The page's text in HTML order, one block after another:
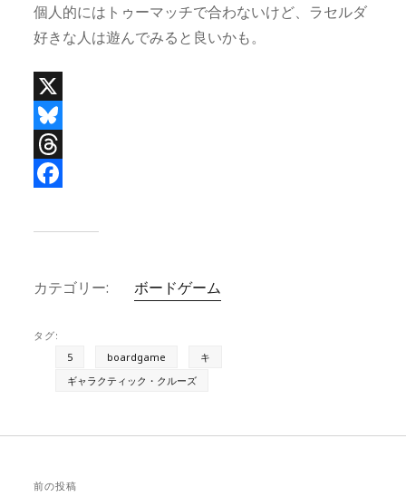
個人的にはトゥーマッチで合わないけど、ラセルダ
好きな人は遊んでみると良いかも。
X
B
l
e
k
T
r
a
s
a
e
o
カテゴリー: ボードゲーム
タグ:
5
boardgame
キ
ギャラクティック・クルーズ
前の投稿